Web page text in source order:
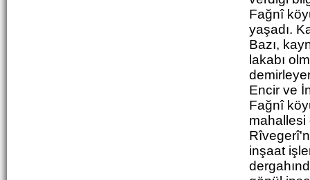
Fağnî
yaşadı.
Bazı,
lakabı
Encir ve
Fağnî
mahallesi
inşaat